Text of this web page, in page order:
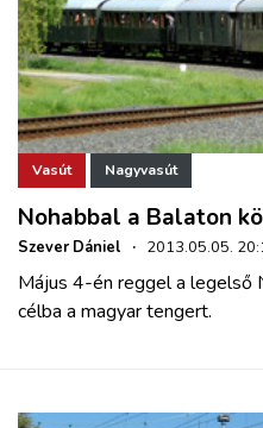
Vasút Nagyvasút
Nohabbal a Balaton
Szever Dániel · 2013.05.05.
Május 4-én reggel a
célba a magyar tengert.